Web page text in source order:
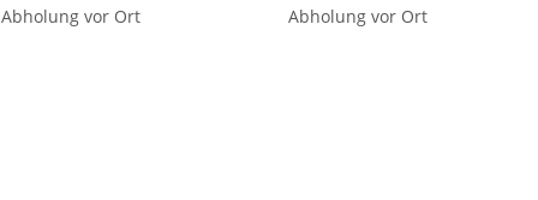
Abholung vor Ort
Abholung vor Ort